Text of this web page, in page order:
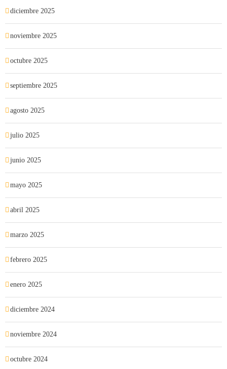
diciembre 2025
noviembre 2025
octubre 2025
septiembre 2025
agosto 2025
julio 2025
junio 2025
mayo 2025
abril 2025
marzo 2025
febrero 2025
enero 2025
diciembre 2024
noviembre 2024
octubre 2024